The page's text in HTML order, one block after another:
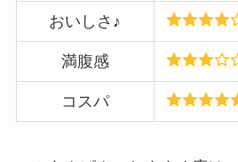
おいしさ♪
満腹感
コスパ